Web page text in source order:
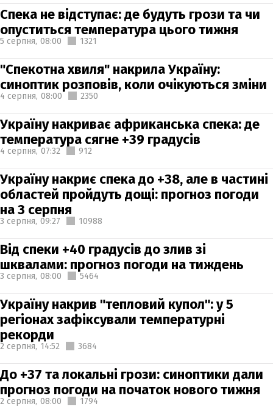
Спека не відступає: де будуть грози та чи
опуститься температура цього тижня
5 серпня, 08:00 1321
"Спекотна хвиля" накрила Україну:
синоптик розповів, коли очікуються зміни
4 серпня, 08:00 2350
Україну накриває африканська спека: де
температура сягне +39 градусів
4 серпня, 07:32 912
Україну накриє спека до +38, але в частині
областей пройдуть дощі: прогноз погоди
на 3 серпня
3 серпня, 09:27 10988
Від спеки +40 градусів до злив зі
шквалами: прогноз погоди на тиждень
3 серпня, 08:00 5464
Україну накрив "тепловий купол": у 5
регіонах зафіксували температурні
рекорди
2 серпня, 14:52 3684
До +37 та локальні грози: синоптики дали
прогноз погоди на початок нового тижня
2 серпня, 08:00 1794